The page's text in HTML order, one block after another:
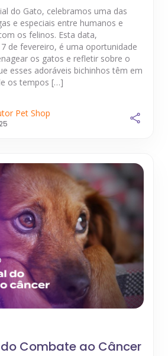
do Gato, celebramos uma das
e especiais entre humanos e
os felinos. Esta data,
de fevereiro, é uma oportunidade
os gatos e refletir sobre o
esses adoráveis bichinhos têm em
os tempos […]
Pet Shop
Combate ao Câncer